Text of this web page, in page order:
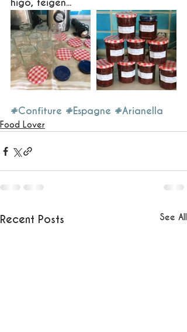
higo, feigen...
#Confiture #Espagne #Arianella
Food Lover
Recent Posts See All